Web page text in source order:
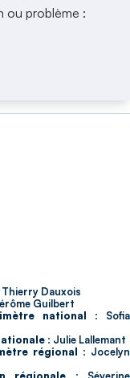
ou problème :
Thierry Dauxois
Guilbert
national : Sofia
: Julie Lallemant
régional : Jocelyn